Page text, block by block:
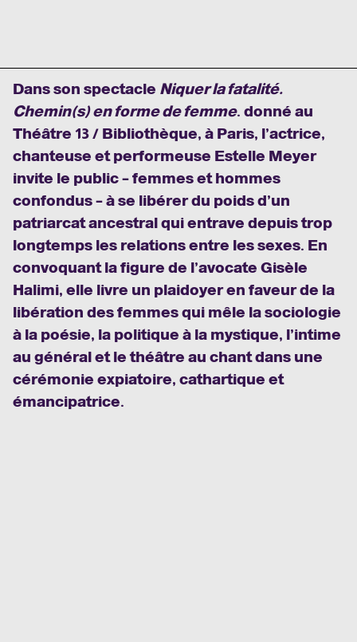
Dans son spectacle Niquer la fatalité.
Chemin(s) en forme de femme. donné au
Théâtre 13 / Bibliothèque, à Paris, l’actrice,
chanteuse et performeuse Estelle Meyer
invite le public – femmes et hommes
confondus – à se libérer du poids d’un
patriarcat ancestral qui entrave depuis trop
longtemps les relations entre les sexes. En
convoquant la figure de l’avocate Gisèle
Halimi, elle livre un plaidoyer en faveur de la
libération des femmes qui mêle la sociologie
à la poésie, la politique à la mystique, l’intime
au général et le théâtre au chant dans une
cérémonie expiatoire, cathartique et
émancipatrice.